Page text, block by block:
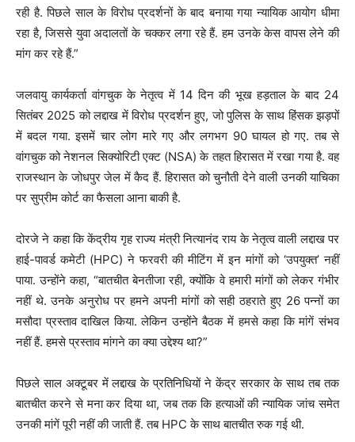
रही है. पिछले साल के विरोध प्रदर्शनों के बाद बनाया गया न्यायिक आयोग धीमा
रहा है, जिससे युवा अदालतों के चक्कर लगा रहे हैं. हम उनके केस वापस लेने की
मांग कर रहे हैं.”
जलवायु कार्यकर्ता वांगचुक के नेतृत्व में 14 दिन की भूख हड़ताल के बाद 24
सितंबर 2025 को लद्दाख में विरोध प्रदर्शन हुए, जो पुलिस के साथ हिंसक झड़पों
में बदल गया. इसमें चार लोग मारे गए और लगभग 90 घायल हो गए. तब से
वांगचुक को नेशनल सिक्योरिटी एक्ट (NSA) के तहत हिरासत में रखा गया है. वह
राजस्थान के जोधपुर जेल में कैद हैं. हिरासत को चुनौती देने वाली उनकी याचिका
पर सुप्रीम कोर्ट का फैसला आना बाकी है.
दोरजे ने कहा कि केंद्रीय गृह राज्य मंत्री नित्यानंद राय के नेतृत्व वाली लद्दाख पर
हाई-पावर्ड कमेटी (HPC) ने फरवरी की मीटिंग में इन मांगों को ‘उपयुक्त’ नहीं
पाया. उन्होंने कहा, “बातचीत बेनतीजा रही, क्योंकि वे हमारी मांगों को लेकर गंभीर
नहीं थे. उनके अनुरोध पर हमने अपनी मांगों को सही ठहराते हुए 26 पन्नों का
मसौदा प्रस्ताव दाखिल किया. लेकिन उन्होंने बैठक में हमसे कहा कि मांगें संभव
नहीं हैं. हमसे प्रस्ताव मांगने का क्या उद्देश्य था?”
पिछले साल अक्टूबर में लद्दाख के प्रतिनिधियों ने केंद्र सरकार के साथ तब तक
बातचीत करने से मना कर दिया था, जब तक कि हत्याओं की न्यायिक जांच समेत
उनकी मांगें पूरी नहीं की जाती हैं. तब HPC के साथ बातचीत रुक गई थी.